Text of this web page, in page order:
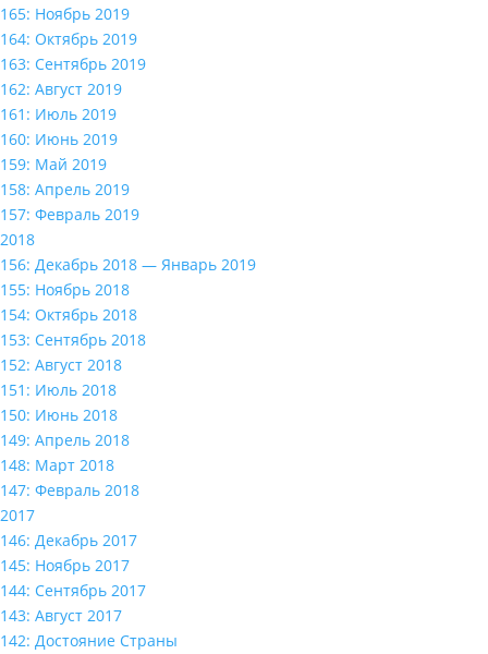
165: Ноябрь 2019
164: Октябрь 2019
163: Сентябрь 2019
162: Август 2019
161: Июль 2019
160: Июнь 2019
159: Май 2019
158: Апрель 2019
157: Февраль 2019
2018
156: Декабрь 2018 — Январь 2019
155: Ноябрь 2018
154: Октябрь 2018
153: Сентябрь 2018
152: Август 2018
151: Июль 2018
150: Июнь 2018
149: Апрель 2018
148: Март 2018
147: Февраль 2018
2017
146: Декабрь 2017
145: Ноябрь 2017
144: Сентябрь 2017
143: Август 2017
142: Достояние Страны